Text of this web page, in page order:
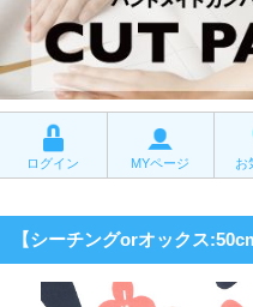
ログイン MYページ お